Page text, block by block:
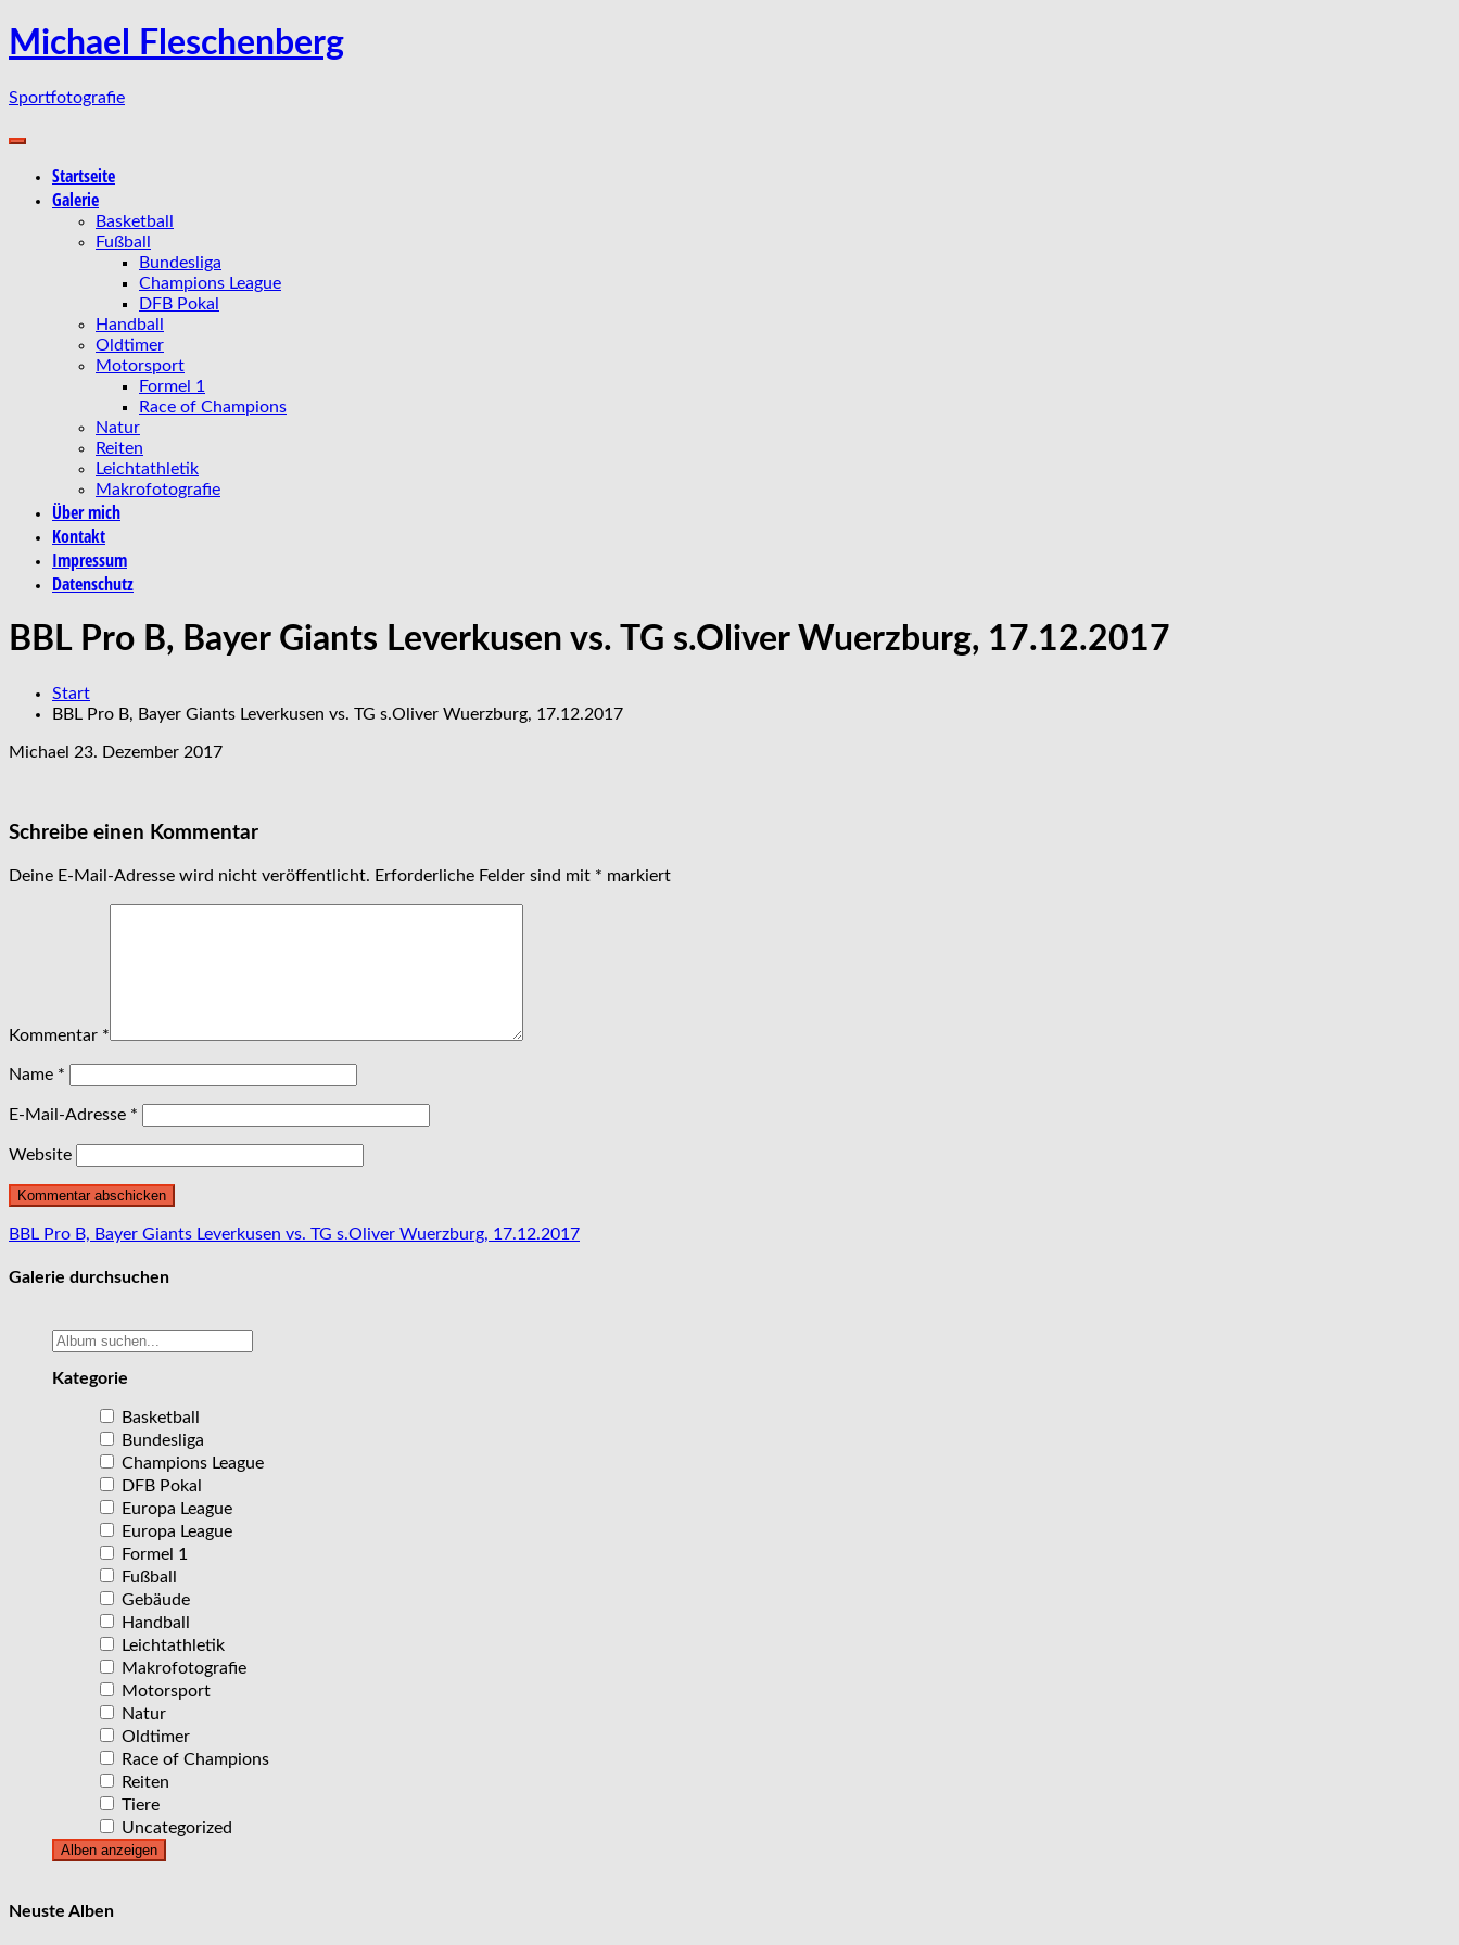
Zum
Inhalt
Michael Fleschenberg
Sportfotografie
Startseite
Galerie
Basketball
Fußball
Bundesliga
Champions League
DFB Pokal
Handball
Oldtimer
Motorsport
Formel 1
Race of Champions
Natur
Reiten
Leichtathletik
Makrofotografie
Über mich
Kontakt
Impressum
Datenschutz
BBL Pro B, Bayer Giants Leverkusen vs. TG s.Oliver Wuerzburg, 17.12.2017
Start
BBL Pro B, Bayer Giants Leverkusen vs. TG s.Oliver Wuerzburg, 17.12.2017
Michael 23. Dezember 2017
Schreibe einen Kommentar
Deine E-Mail-Adresse wird nicht veröffentlicht. Erforderliche Felder sind mit * markiert
Kommentar *
Name *
E-Mail-Adresse *
Website
Beitragsnavigation
BBL Pro B, Bayer Giants Leverkusen vs. TG s.Oliver Wuerzburg, 17.12.2017
Galerie durchsuchen
Kategorie
Basketball
Bundesliga
Champions League
DFB Pokal
Europa League
Europa League
Formel 1
Fußball
Gebäude
Handball
Leichtathletik
Makrofotografie
Motorsport
Natur
Oldtimer
Race of Champions
Reiten
Tiere
Uncategorized
Neuste Alben